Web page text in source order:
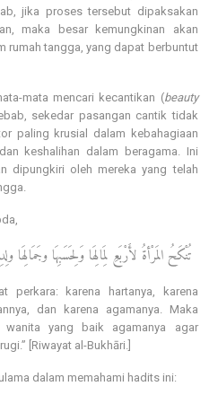
jika proses tersebut dipaksakan
maka besar kemungkinan akan
rumah tangga, yang dapat berbuntut
mata mencari kecantikan (beauty
sekedar pasangan cantik tidak
paling krusial dalam kebahagiaan
keshalihan dalam beragama. Ini
dipungkiri oleh mereka yang telah
تُنْكَحُ المَرْأةُ لأَرْبَعِ لِمَالِهَا وَلِحَسَبِهَا
perkara: karena hartanya, karena
dan karena agamanya. Maka
wanita yang baik agamanya agar
[Riwayat al-Bukhāri.]
dalam memahami hadits ini: